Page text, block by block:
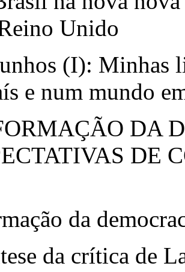
Unido
(I): Minhas
e num mundo
DA
DE
da
da crítica de